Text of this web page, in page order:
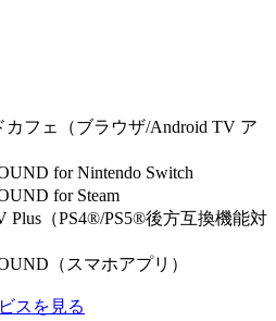
カフェ（ブラウザ/Android TV ア
for Nintendo Switch
for Steam
Plus（PS4®/PS5®後方互換機能対
（スマホアプリ）
スを見る